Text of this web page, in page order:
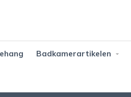
Badkamerartikelen